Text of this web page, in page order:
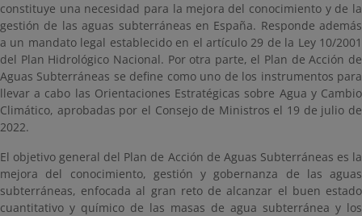
constituye una necesidad para la mejora del conocimiento y de la
gestión de las aguas subterráneas en España. Responde además
a un mandato legal establecido en el artículo 29 de la Ley 10/2001
del Plan Hidrológico Nacional. Por otra parte, el Plan de Acción de
Aguas Subterráneas se define como uno de los instrumentos para
llevar a cabo las Orientaciones Estratégicas sobre Agua y Cambio
Climático, aprobadas por el Consejo de Ministros el 19 de julio de
2022.
El objetivo general del Plan de Acción de Aguas Subterráneas es la
mejora del conocimiento, gestión y gobernanza de las aguas
subterráneas, enfocada al gran reto de alcanzar el buen estado
cuantitativo y químico de las masas de agua subterránea y los